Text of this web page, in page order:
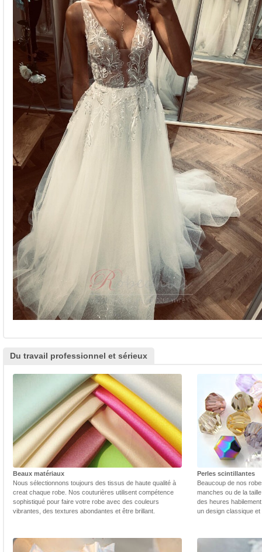
Du travail professionnel et sérieux
Beaux matériaux
Nous sélectionnons toujours des tissus de haute qualité à
creat chaque robe. Nos couturières utilisent compétence
sophistiqué pour faire votre robe avec des couleurs
vibrantes, des textures abondantes et être brillant.
Perles scintillantes
Beaucoup de nos
manches ou de la
des heures
un design classique